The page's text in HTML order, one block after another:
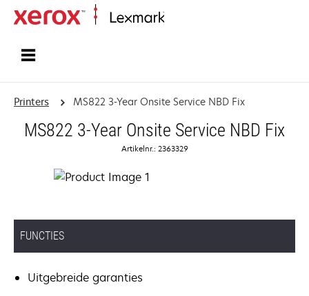
Printers MS822 3-Year Onsite Service NBD Fix
MS822 3-Year Onsite Service NBD Fix
Artikelnr.: 2363329
FUNCTIES
Uitgebreide garanties